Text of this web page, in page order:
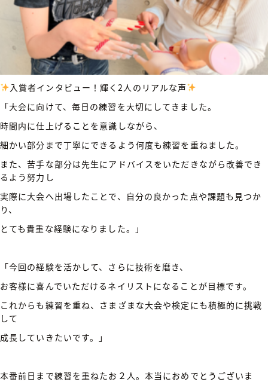
入賞者インタビュー！輝く2人のリアルな声
「大会に向けて、毎日の練習を大切にしてきました。
時間内に仕上げることを意識しながら、
細かい部分まで丁寧にできるよう何度も練習を重ねました。
また、苦手な部分は先生にアドバイスをいただきながら改善でき
るよう努力し
実際に大会へ出場したことで、自分の良かった点や課題も見つか
り、
とても貴重な経験になりました。」
「今回の経験を活かして、さらに技術を磨き、
お客様に喜んでいただけるネイリストになることが目標です。
これからも練習を重ね、さまざまな大会や検定にも積極的に挑戦
して
成長していきたいです。」
本番前日まで練習を重ねたお２人。本当におめでとうございま